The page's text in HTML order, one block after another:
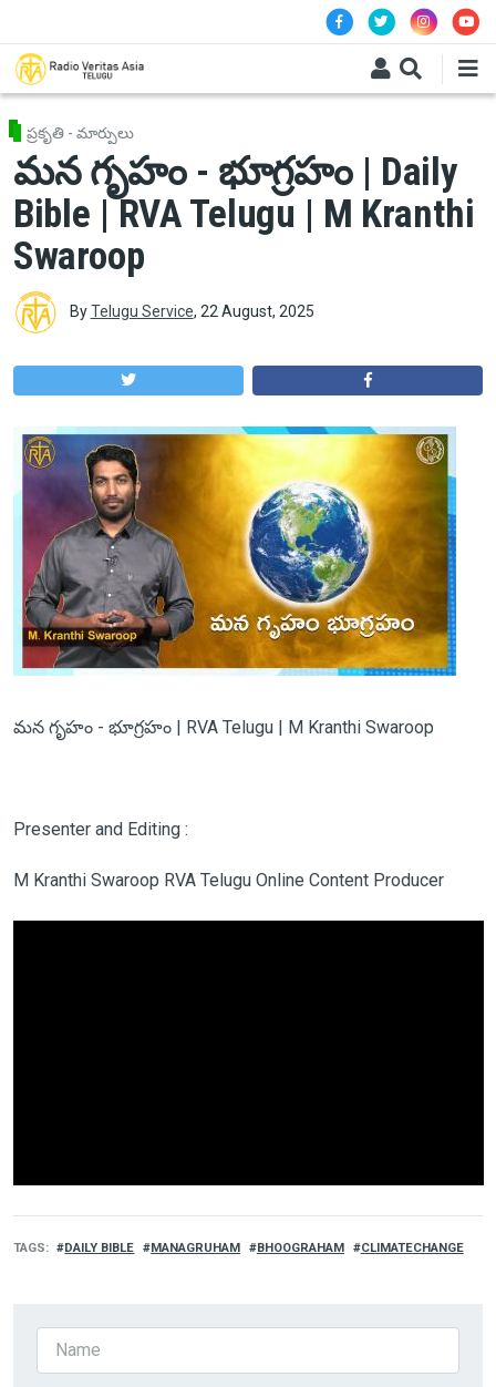
ప్రకృతి - మార్పులు
మన గృహం - భూగ్రహం | Daily
Bible | RVA Telugu | M Kranthi
Swaroop
ByTelugu Service, 22 August, 2025
మన గృహం - భూగ్రహం | RVA Telugu | M Kranthi Swaroop
Presenter and Editing :
M Kranthi Swaroop RVA Telugu Online Content Producer
TAGS DAILY BIBLE MANAGRUHAM BHOOGRAHAM CLIMATECHANGE